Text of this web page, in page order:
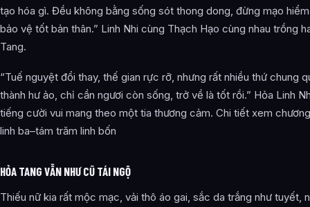
tạo hóa gì. Đều không bằng sống sót thong dong, đừng mạo
bảo vệ tốt bản thân.” Linh Nhi cùng Thạch Hạo cùng nhau trồng
Tang.
“Tuế nguyệt đổi thay, thế gian rực rỡ, nhưng rất nhiều thứ chung
thành hư ảo, chỉ cần ngươi còn sống, trở về là tốt rồi.” Hỏa Linh
tiếng cười vui mang theo một tia thương cảm. Chi tiết xem
linh ba–tám trăm linh bốn
HỎA TANG VẪN NHƯ CŨ TÁI NGỘ
Thiếu nữ kia rất mộc mạc, vải thô áo gai, sắc da trắng như tuyết,